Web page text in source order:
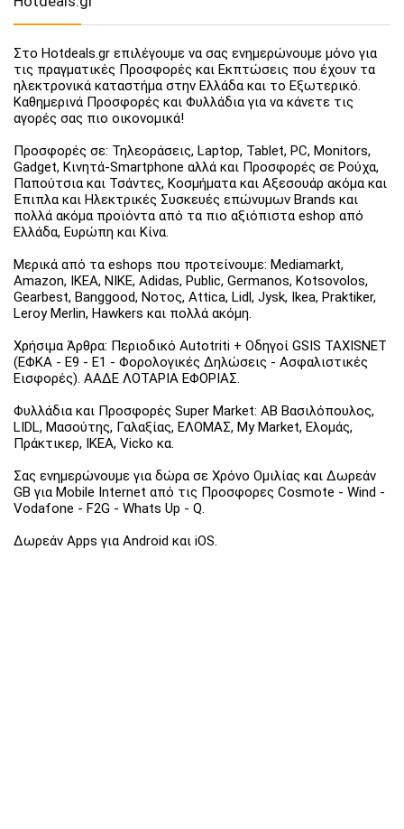
Στο Hotdeals.gr επιλέγουμε να σας ενημερώνουμε μόνο για
τις πραγματικές Προσφορές και Εκπτώσεις που έχουν τα
ηλεκτρονικά καταστήμα στην Ελλάδα και το Εξωτερικό.
Καθημερινά Προσφορές και Φυλλάδια για να κάνετε τις
αγορές σας πιο οικονομικά!
Προσφορές σε: Τηλεοράσεις, Laptop, Tablet, PC, Monitors,
Gadget, Κινητά-Smartphone αλλά και Προσφορές σε Ρούχα,
Παπούτσια και Τσάντες, Κοσμήματα και Αξεσουάρ ακόμα και
Έπιπλα και Ηλεκτρικές Συσκευές επώνυμων Brands και
πολλά ακόμα προϊόντα από τα πιο αξιόπιστα eshop από
Ελλάδα, Ευρώπη και Κίνα.
Μερικά από τα eshops που προτείνουμε: Mediamarkt,
Amazon, IKEA, NIKE, Adidas, Public, Germanos, Kotsovolos,
Gearbest, Banggood, Νοτος, Attica, Lidl, Jysk, Ikea, Praktiker,
Leroy Merlin, Hawkers και πολλά ακόμη.
Χρήσιμα Άρθρα: Περιοδικό Autotriti + Οδηγοί GSIS TAXISNET
(ΕΦΚΑ - Ε9 - Ε1 - Φορολογικές Δηλώσεις - Ασφαλιστικές
Εισφορές). ΑΑΔΕ ΛΟΤΑΡΙΑ ΕΦΟΡΙΑΣ.
Φυλλάδια και Προσφορές Super Market: ΑΒ Βασιλόπουλος,
LIDL, Μασούτης, Γαλαξίας, ΕΛΟΜΑΣ, My Market, Ελομάς,
Πράκτικερ, ΙΚΕΑ, Vicko κα.
Σας ενημερώνουμε για δώρα σε Χρόνο Ομιλίας και Δωρεάν
GB για Mobile Internet από τις Προσφορες Cosmote - Wind -
Vodafone - F2G - Whats Up - Q.
Δωρεάν Apps για Android και iOS.